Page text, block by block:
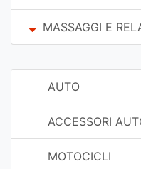
MASSAGGI E
AUTO
ACCESSORI
MOTOCICLI